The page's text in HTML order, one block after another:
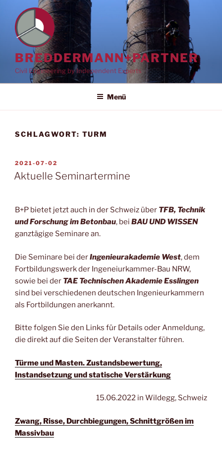
Inhalt
springen
BREDDERMANN+PARTNER
Civil Engineering by Independent Experts
Menü
SCHLAGWORT: TURM
VERÖFFENTLICHT
AM
2021-07-02
Aktuelle Seminartermine
B+P bietet jetzt auch in der Schweiz über TFB, Technik
und Forschung im Betonbau, bei BAU UND WISSEN
ganztägige Seminare an.
Die Seminare bei derIngenieurakademie West, dem
Fortbildungswerk der Ingeneiurkammer-Bau NRW,
sowie bei der TAE Technischen Akademie Esslingen
sind bei verschiedenen deutschen Ingenieurkammern
als Fortbildungen anerkannt.
Bitte folgen Sie den Links für Details oder Anmeldung,
die direkt auf die Seiten der Veranstalter führen.
Türme und Masten. Zustandsbewertung,
Instandsetzung und statische Verstärkung
15.06.2022 in Wildegg, Schweiz
Zwang, Risse, Durchbiegungen, Schnittgrößen im
Massivbau